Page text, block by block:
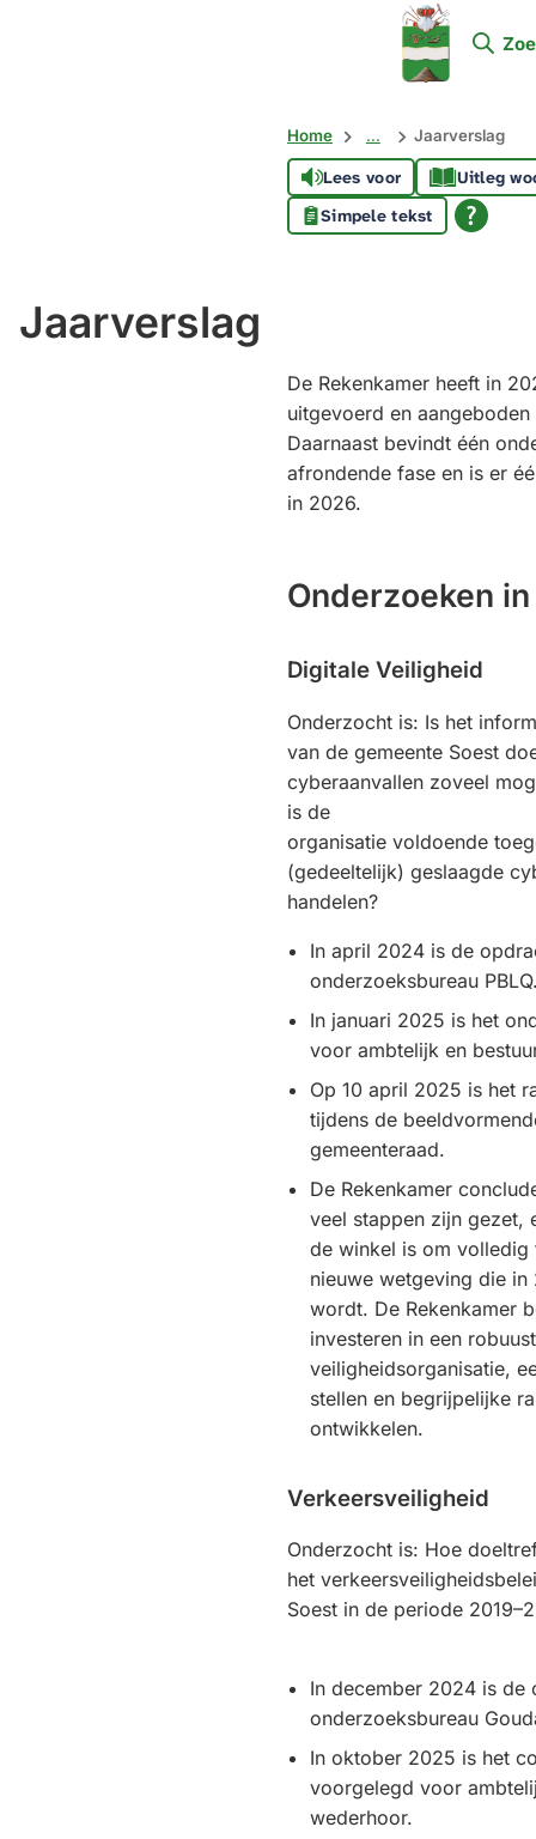
Mijn
Soest
Home ... Jaarverslag
Lees voor
Uitleg
Simpele tekst
Jaarverslag
De Rekenkamer heeft in
uitgevoerd en
Daarnaast bevindt één
afrondende fase en is er
in 2026.
Onderzoeken
Digitale Veiligheid
Onderzocht is: Is het
van de gemeente Soest
cyberaanvallen zoveel
is de
organisatie voldoende
(gedeeltelijk) geslaagde
handelen?
In april 2024 is de
onderzoeksbureau
In januari 2025 is het
voor ambtelijk en
Op 10 april 2025 is het
tijdens de
gemeenteraad.
De Rekenkamer
veel stappen zijn gezet,
de winkel is om volledig
nieuwe wetgeving die
wordt. De Rekenkamer
investeren in een
veiligheidsorganisatie,
stellen en begrijpelijke
ontwikkelen.
Verkeersveiligheid
Onderzocht is: Hoe
het
Soest in de periode
In december 2024 is de
onderzoeksbureau
In oktober 2025 is het
voorgelegd voor
wederhoor.